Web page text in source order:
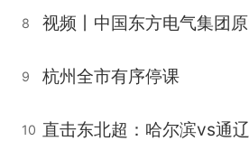
8
9 杭州全市有序停课
10 直击东北超：哈尔滨vs通辽